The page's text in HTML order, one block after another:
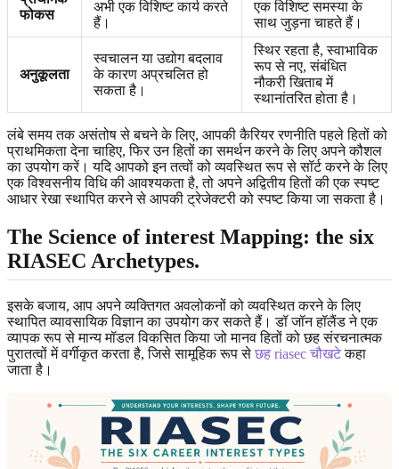
फोकस
अभी एक विशिष्ट कार्य करते
हैं।
एक विशिष्ट समस्या के
साथ जुड़ना चाहते हैं।
अनुकूलता
स्वचालन या उद्योग बदलाव
के कारण अप्रचलित हो
सकता है।
स्थिर रहता है, स्वाभाविक
रूप से नए, संबंधित
नौकरी खिताब में
स्थानांतरित होता है।
लंबे समय तक असंतोष से बचने के लिए, आपकी कैरियर रणनीति पहले हितों को
प्राथमिकता देना चाहिए, फिर उन हितों का समर्थन करने के लिए अपने कौशल
का उपयोग करें। यदि आपको इन तत्वों को व्यवस्थित रूप से सॉर्ट करने के लिए
एक विश्वसनीय विधि की आवश्यकता है, तो अपने अद्वितीय हितों की एक स्पष्ट
आधार रेखा स्थापित करने से आपकी ट्रेजेक्टरी को स्पष्ट किया जा सकता है।
The Science of interest Mapping: the six
RIASEC Archetypes.
इसके बजाय, आप अपने व्यक्तिगत अवलोकनों को व्यवस्थित करने के लिए
स्थापित व्यावसायिक विज्ञान का उपयोग कर सकते हैं। डॉ जॉन हॉलैंड ने एक
व्यापक रूप से मान्य मॉडल विकसित किया जो मानव हितों को छह संरचनात्मक
पुरातत्वों में वर्गीकृत करता है, जिसे सामूहिक रूप से छह riasec चौखटेकहा
जाता है।